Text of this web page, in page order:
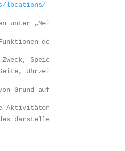
locations/
unter „Meine Aktivitäten"
des
Speicherdauer) zu
Uhrzeit der
Grund auf so konzipiert,
auf unserer
darstellen: